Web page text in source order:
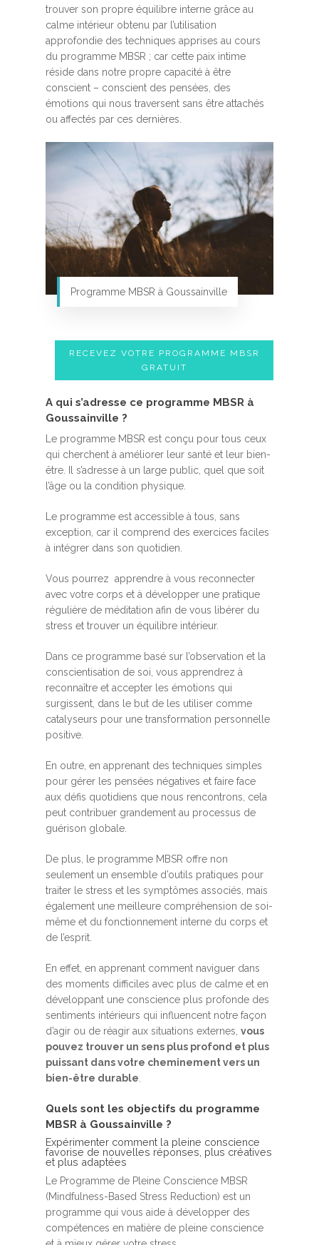
trouver son propre équilibre interne grâce au
calme intérieur obtenu par l’utilisation
approfondie des techniques apprises au cours
du programme MBSR ; car cette paix intime
réside dans notre propre capacité à être
conscient – conscient des pensées, des
émotions qui nous traversent sans être attachés
ou affectés par ces dernières.
Programme MBSR à Goussainville
RECEVEZ VOTRE PROGRAMME MBSR
GRATUIT
A qui s’adresse ce programme MBSR à
Goussainville ?
Le programme MBSR est conçu pour tous ceux
qui cherchent à améliorer leur santé et leur bien-
être. Il s’adresse à un large public, quel que soit
l’âge ou la condition physique.
Le programme est accessible à tous, sans
exception, car il comprend des exercices faciles
à intégrer dans son quotidien.
Vous pourrez apprendre à vous reconnecter
avec votre corps et à développer une pratique
régulière de méditation afin de vous libérer du
stress et trouver un équilibre intérieur.
Dans ce programme basé sur l’observation et la
conscientisation de soi, vous apprendrez à
reconnaître et accepter les émotions qui
surgissent, dans le but de les utiliser comme
catalyseurs pour une transformation personnelle
positive.
En outre, en apprenant des techniques simples
pour gérer les pensées négatives et faire face
aux défis quotidiens que nous rencontrons, cela
peut contribuer grandement au processus de
guérison globale.
De plus, le programme MBSR offre non
seulement un ensemble d’outils pratiques pour
traiter le stress et les symptômes associés, mais
également une meilleure compréhension de soi-
même et du fonctionnement interne du corps et
de l’esprit.
En effet, en apprenant comment naviguer dans
des moments difficiles avec plus de calme et en
développant une conscience plus profonde des
sentiments intérieurs qui influencent notre façon
d’agir ou de réagir aux situations externes, vous
pouvez trouver un sens plus profond et plus
puissant dans votre cheminement vers un
bien-être durable
Quels sont les objectifs du programme
MBSR à Goussainville ?
Expérimenter comment la pleine conscience
favorise de nouvelles réponses, plus créatives
et plus adaptées
Le Programme de Pleine Conscience MBSR
(Mindfulness-Based Stress Reduction) est un
programme qui vous aide à développer des
compétences en matière de pleine conscience